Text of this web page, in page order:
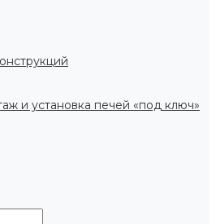
и установка печей «под ключ»